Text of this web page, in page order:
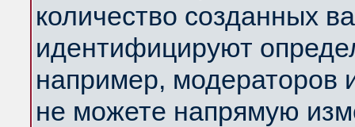
количество созданных
идентифицируют
например, модераторов
не можете напрямую